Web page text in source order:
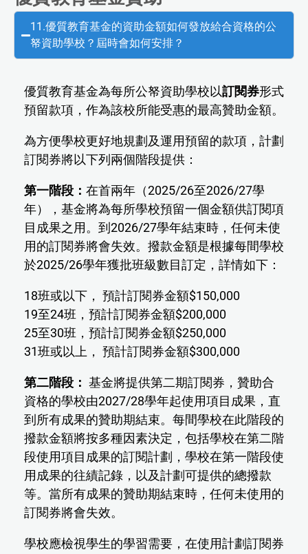
11.優質教育基金的資助金額如何發放給合資格的公
帑資助學校？屆時會如何安排？
優質教育基金為每所公帑資助學校以訂閱券形式
預留款項，作為該校所能受惠的最高贊助金額。
為方便學校更好地規劃及運用預留的款項，計劃
訂閱券將以下列兩個階段提供：
第一階段： 在首兩年（2025/26至2026/27學
年），基金將為每所學校預留一個金額供訂閱項
目成果之用。到2026/27學年結束時，任何未使
用的訂閱券將會失效。撥款金額是根據每間學校
於2025/26學年獲批班級數目訂定，詳情如下：
18班或以下， 預計訂閱券金額$150,000
19至24班，預計訂閱券金額$200,000
25至30班，預計訂閱券金額$250,000
31班或以上， 預計訂閱券金額$300,000
第二階段： 基金將提供第二期訂閱券，贊助合
資格的學校由2027/28學年起使用項目成果，直
到所有成果的贊助期結束。每間學校在此階段的
撥款金額將按多種因素決定，包括學校在第二階
段使用項目成果的訂閱計劃，學校在第一階段使
用成果的往績記錄，以及計劃可提供的總撥款
等。當所有成果的贊助期結束時，任何未使用的
訂閱券將會失效。
學校應檢視學生的學習需要，在使用計劃訂閱券